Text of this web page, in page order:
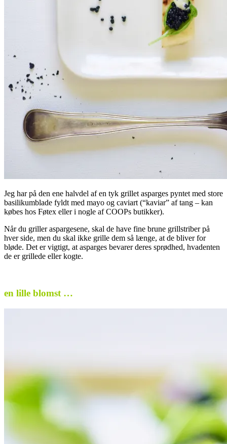
Jeg har på den ene halvdel af en tyk grillet asparges pyntet med store
basilikumblade fyldt med mayo og caviart (“kaviar” af tang – kan
købes hos Føtex eller i nogle af COOPs butikker).
Når du griller aspargesene, skal de have fine brune grillstriber på
hver side, men du skal ikke grille dem så længe, at de bliver for
bløde. Det er vigtigt, at asparges bevarer deres sprødhed, hvadenten
de er grillede eller kogte.
en lille blomst …